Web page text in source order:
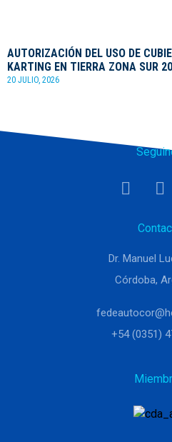
AUTORIZACIÓN DEL USO DE
KARTING EN TIERRA ZONA SUR
20 JULIO, 2026
Dr. Manuel
Córdoba,
+54 (0351)